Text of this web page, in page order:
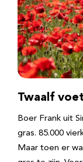
Twaalf
Boer Frank uit
gras. 85.000
Maar toen er